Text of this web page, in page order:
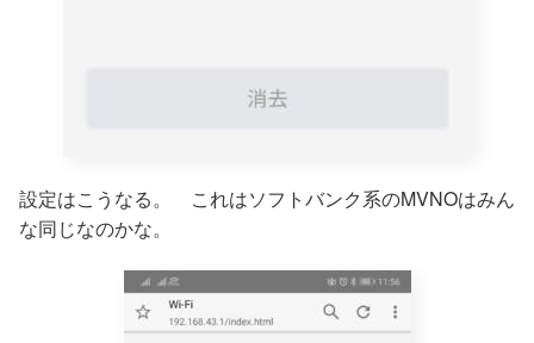
設定はこうなる。 これはソフトバンク系のMVNOはみん
な同じなのかな。